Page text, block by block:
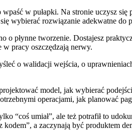
w pułapki. Na stronie uczysz
wybierać rozwiązanie adekwatne do
o płynne tworzenie. Dostajesz
pracy oszczędzają nerwy.
o walidacji wejścia, o
model, jak wybierać
operacjami, jak planować
“coś umiał”, ale też potrafił to
a zaczynają być produktem